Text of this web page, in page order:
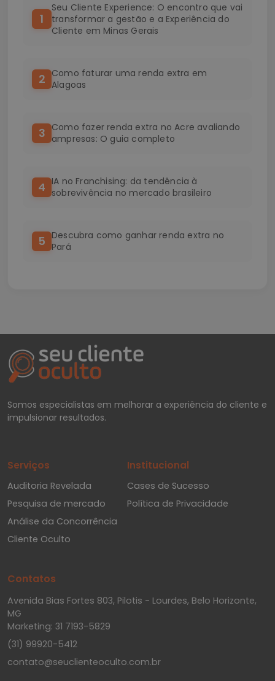
1
Seu Cliente Experience: O encontro que vai
transformar a gestão e a Experiência do
Cliente em Minas Gerais
2 Como faturar uma renda extra em
Alagoas
3 Como fazer renda extra no Acre avaliando
ampresas: O guia completo
4 IA no Franchising: da tendência à
sobrevivência no mercado brasileiro
5 Descubra como ganhar renda extra no
Pará
Somos especialistas em melhorar a experiência do cliente e
impulsionar resultados.
Serviços
Auditoria Revelada
Pesquisa de mercado
Análise da Concorrência
Cliente Oculto
Institucional
Cases de Sucesso
Política de Privacidade
Contatos
Avenida Bias Fortes 803, Pilotis - Lourdes, Belo Horizonte,
MG
Marketing: 31 7193-5829
(31) 99920-5412
contato@seuclienteoculto.com.br